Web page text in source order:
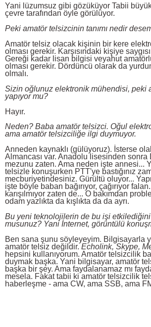
Yani lüzumsuz gibi gözüküyor Tabii
çevre tarafından öyle görülüyor.
Peki amatör telsizcinin tanımı nedir
Amatör telsiz olacak kişinin bir kere
olması gerekir. Karşısındaki kişiye
Gereği kadar lisan bilgisi veyahut
olması gerekir. Dördüncü olarak da
olmalı.
Sizin oğlunuz elektronik mühendisi, peki
yapıyor mu?
Hayır.
Neden? Baba amatör telsizci. Oğul
ama amatör telsizciliğe ilgi duymuyor.
Anneden kaynaklı (gülüyoruz). İsterse
Almancası var. Anadolu lisesinden sonra
mezunu zaten. Ama neden işte annesi...
telsizle konuşurken PTT'ye bastığınız
mecburiyetindesiniz. Gürültü oluyor...
işte böyle baban bağırıyor, çağırıyor
karışılmıyor zaten de... O bakımdan
odam yazlıkta da kışlıkta da da ayrı.
Bu yeni teknolojilerin de bu işi
musunuz? Yani İnternet, görüntülü
Ben sana şunu söyleyeyim. Bilgisayarla
amatör telsiz değildir. Echolink, Skype,
hepsini kullanıyorum. Amatör telsizcilik
duymak başka. Yani bilgisayar, amatör
başka bir şey. Ama faydalanamaz mı
mesela. Fakat tabii ki amatör telsizcilik
haberleşme - ama CW, ama SSB, ama